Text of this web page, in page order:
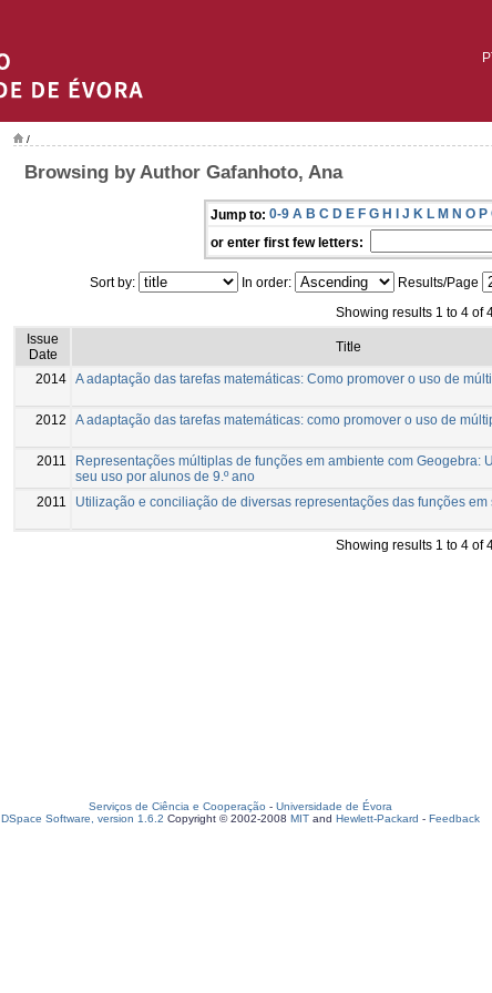
/
Browsing by Author Gafanhoto, Ana
Jump to: 0-9 A B C D E F G H I J K L M N O P
or enter first few letters:
Sort by: In order: Results/Page
Showing results 1 to 4 of
Issue
Date
Title
2014 A adaptação das tarefas matemáticas: Como promover o uso de
2012
A adaptação das tarefas matemáticas: como promover o uso de
2011
Representações múltiplas de funções em ambiente com Geogebra:
seu uso por alunos de 9.º ano
2011
Utilização e conciliação de diversas representações das funções
Showing results 1 to 4 of
Serviços de Ciência e Cooperação - Universidade de Évora
DSpace Software, version 1.6.2 Copyright © 2002-2008 MIT and Hewlett-Packard - Feedback